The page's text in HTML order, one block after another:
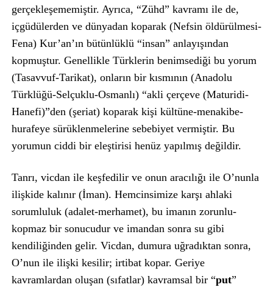
gerçekleşememiştir. Ayrıca, “Zühd” kavramı ile de,
içgüdülerden ve dünyadan koparak (Nefsin öldürülmesi-
Fena) Kur’an’ın bütünlüklü “insan” anlayışından
kopmuştur. Genellikle Türklerin benimsediği bu yorum
(Tasavvuf-Tarikat), onların bir kısmının (Anadolu
Türklüğü-Selçuklu-Osmanlı) “akli çerçeve (Maturidi-
Hanefi)”den (şeriat) koparak kişi kültüne-menakibe-
hurafeye sürüklenmelerine sebebiyet vermiştir. Bu
yorumun ciddi bir eleştirisi henüz yapılmış değildir.
Tanrı, vicdan ile keşfedilir ve onun aracılığı ile O’nunla
ilişkide kalınır (İman). Hemcinsimize karşı ahlaki
sorumluluk (adalet-merhamet), bu imanın zorunlu-
kopmaz bir sonucudur ve imandan sonra su gibi
kendiliğinden gelir. Vicdan, dumura uğradıktan sonra,
O’nun ile ilişki kesilir; irtibat kopar. Geriye
kavramlardan oluşan (sıfatlar) kavramsal bir “put”